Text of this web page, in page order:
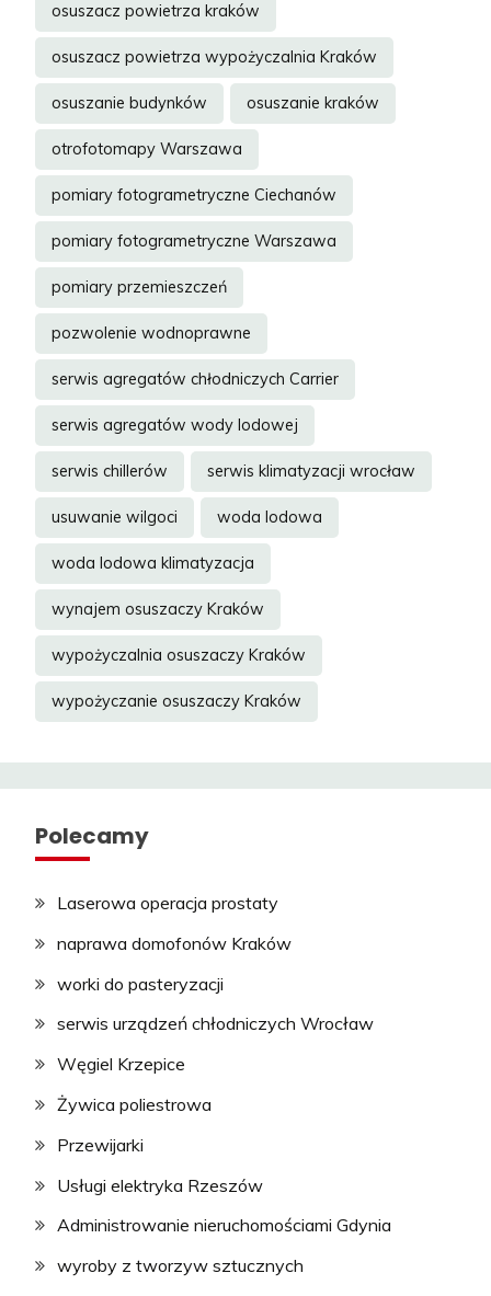
osuszacz powietrza kraków
osuszacz powietrza wypożyczalnia Kraków
osuszanie budynków osuszanie kraków
otrofotomapy Warszawa
pomiary fotogrametryczne Ciechanów
pomiary fotogrametryczne Warszawa
pomiary przemieszczeń
pozwolenie wodnoprawne
serwis agregatów chłodniczych Carrier
serwis agregatów wody lodowej
serwis chillerów serwis klimatyzacji wrocław
usuwanie wilgoci woda lodowa
woda lodowa klimatyzacja
wynajem osuszaczy Kraków
wypożyczalnia osuszaczy Kraków
wypożyczanie osuszaczy Kraków
Polecamy
Laserowa operacja prostaty
naprawa domofonów Kraków
worki do pasteryzacji
serwis urządzeń chłodniczych Wrocław
Węgiel Krzepice
Żywica poliestrowa
Przewijarki
Usługi elektryka Rzeszów
Administrowanie nieruchomościami Gdynia
wyroby z tworzyw sztucznych